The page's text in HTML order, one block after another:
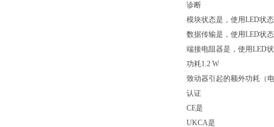
诊断
模块状态是，使用LED状
数据传输是，使用LED状
端接电阻器是，使用LED
功耗1.2 W
致动器引起的额外功耗（
认证
CE是
UKCA是